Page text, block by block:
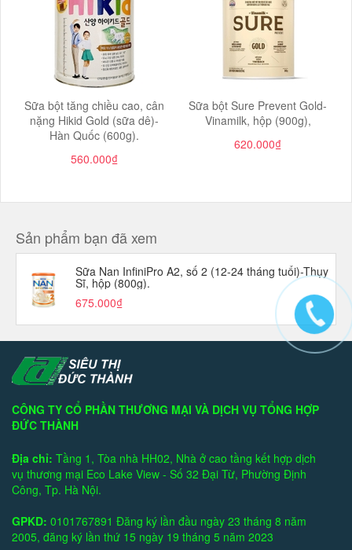
Sữa bột tăng chiều cao, cân
nặng Hikid Gold (sữa dê)-
Hàn Quốc (600g).
560.000₫
Sữa bột Sure Prevent Gold-
Vinamilk, hộp (900g),
620.000₫
Sản phẩm bạn đã xem
Sữa Nan InfiniPro A2, số 2 (12-24 tháng tuổi)-Thụy
Sĩ, hộp (800g).
675.000₫
CÔNG TY CỔ PHẦN THƯƠNG MẠI VÀ DỊCH VỤ TỔNG HỢP
ĐỨC THÀNH
Địa chỉ: Tầng 1, Tòa nhà HH02, Nhà ở cao tầng kết hợp dịch
vụ thương mại Eco Lake View - Số 32 Đại Từ, Phường Định
Công, Tp. Hà Nội.
GPKD: 0101767891 Đăng ký lần đầu ngày 23 tháng 8 năm
2005, đăng ký lần thứ 15 ngày 19 tháng 5 năm 2023